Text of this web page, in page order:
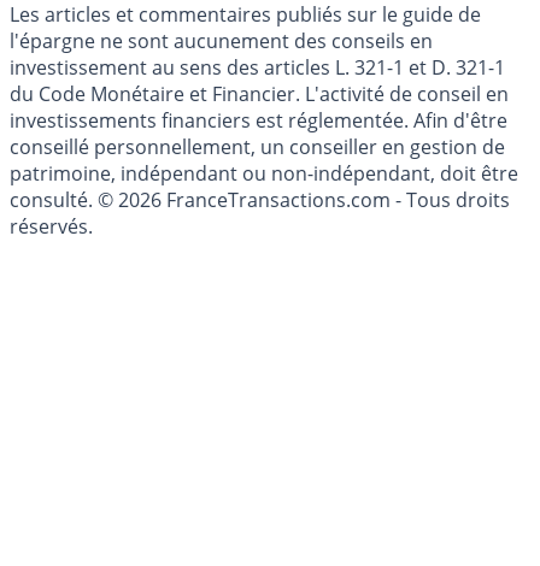
Les articles et commentaires publiés sur le guide de
l'épargne ne sont aucunement des conseils en
investissement au sens des articles L. 321-1 et D. 321-1
du Code Monétaire et Financier. L'activité de conseil en
investissements financiers est réglementée. Afin d'être
conseillé personnellement, un conseiller en gestion de
patrimoine, indépendant ou non-indépendant, doit être
consulté. © 2026 FranceTransactions.com - Tous droits
réservés.